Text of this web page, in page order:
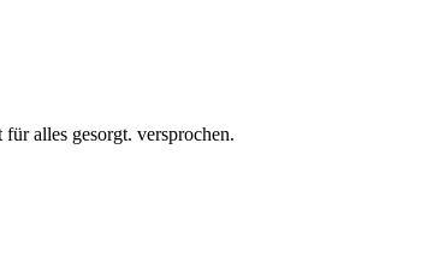
alles gesorgt. versprochen.